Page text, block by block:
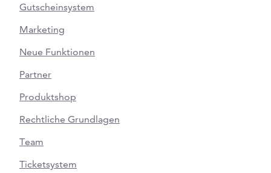
Gutscheinsystem
Marketing
Neue Funktionen
Partner
Produktshop
Rechtliche Grundlagen
Team
Ticketsystem